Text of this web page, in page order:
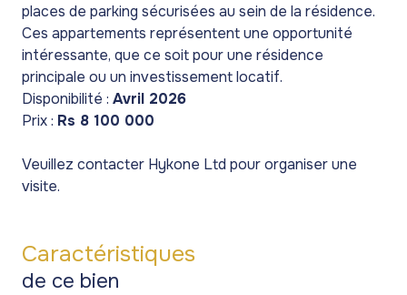
places de parking sécurisées au sein de la résidence.
Ces appartements représentent une opportunité
intéressante, que ce soit pour une résidence
principale ou un investissement locatif.
Disponibilité : Avril 2026
Prix : Rs 8 100 000
Veuillez contacter Hykone Ltd pour organiser une
visite.
Caractéristiques
de ce bien